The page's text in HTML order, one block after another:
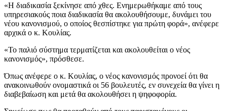
«H διαδικασία ξεκίνησε από χθες. Ενημερωθήκαμε από τους
υπηρεσιακούς ποια διαδικασία θα ακολουθήσουμε, δυνάμει του
νέου κανονισμού, ο οποίος θεσπίστηκε για πρώτη φορά», ανέφερε
αρχικά ο κ. Κουλίας.
«Το παλιό σύστημα τερματίζεται και ακολουθείται ο νέος
κανονισμός», πρόσθεσε.
Όπως ανέφερε ο κ. Κουλίας, ο νέος κανονισμός προνοεί ότι θα
ανακοινωθούν ονομαστικά οι 56 βουλευτές, εν συνεχεία θα γίνει η
διαβεβαίωση και μετά θα ακολουθήσει η ψηφοφορία.